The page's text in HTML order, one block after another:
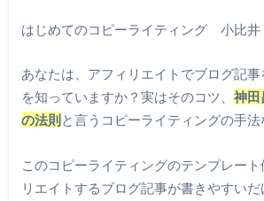
はじめてのコピーライティング 小比
あなたは、アフィリエイトでブログ記
を知っていますか？実はそのコツ、 神田
の法則と言うコピーライティングの手法
このコピーライティングのテンプレー
リエイトするブログ記事が書きやすい